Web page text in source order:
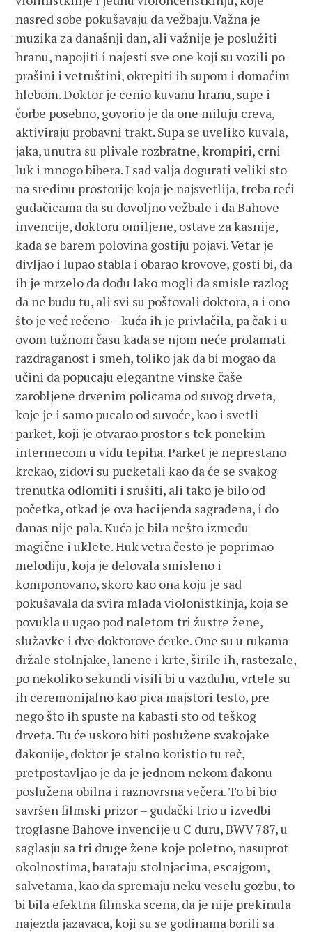
nasred sobe pokušavaju da vežbaju. Važna je
muzika za današnji dan, ali važnije je poslužiti
hranu, napojiti i najesti sve one koji su vozili po
prašini i vetruštini, okrepiti ih supom i domaćim
hlebom. Doktor je cenio kuvanu hranu, supe i
čorbe posebno, govorio je da one miluju creva,
aktiviraju probavni trakt. Supa se uveliko kuvala,
jaka, unutra su plivale rozbratne, krompiri, crni
luk i mnogo bibera. I sad valja dogurati veliki sto
na sredinu prostorije koja je najsvetlija, treba reći
gudačicama da su dovoljno vežbale i da Bahove
invencije, doktoru omiljene, ostave za kasnije,
kada se barem polovina gostiju pojavi. Vetar je
divljao i lupao stabla i obarao krovove, gosti bi, da
ih je mrzelo da dođu lako mogli da smisle razlog
da ne budu tu, ali svi su poštovali doktora, a i ono
što je već rečeno – kuća ih je privlačila, pa čak i u
ovom tužnom času kada se njom neće prolamati
razdraganost i smeh, toliko jak da bi mogao da
učini da popucaju elegantne vinske čaše
zarobljene drvenim policama od suvog drveta,
koje je i samo pucalo od suvoće, kao i svetli
parket, koji je otvarao prostor s tek ponekim
intermecom u vidu tepiha. Parket je neprestano
krckao, zidovi su pucketali kao da će se svakog
trenutka odlomiti i srušiti, ali tako je bilo od
početka, otkad je ova hacijenda sagrađena, i do
danas nije pala. Kuća je bila nešto između
magične i uklete. Huk vetra često je poprimao
melodiju, koja je delovala smisleno i
komponovano, skoro kao ona koju je sad
pokušavala da svira mlada violonistkinja, koja se
povukla u ugao pod naletom tri žustre žene,
služavke i dve doktorove ćerke. One su u rukama
držale stolnjake, lanene i krte, širile ih, rastezale,
po nekoliko sekundi visili bi u vazduhu, vrtele su
ih ceremonijalno kao pica majstori testo, pre
nego što ih spuste na kabasti sto od teškog
drveta. Tu će uskoro biti poslužene svakojake
đakonije, doktor je stalno koristio tu reč,
pretpostavljao je da je jednom nekom đakonu
poslužena obilna i raznovrsna večera. To bi bio
savršen filmski prizor – gudački trio u izvedbi
troglasne Bahove invencije u C duru, BWV 787, u
saglasju sa tri druge žene koje poletno, nasuprot
okolnostima, barataju stolnjacima, escajgom,
salvetama, kao da spremaju neku veselu gozbu, to
bi bila efektna filmska scena, da je nije prekinula
najezda jazavaca, koji su se godinama borili sa